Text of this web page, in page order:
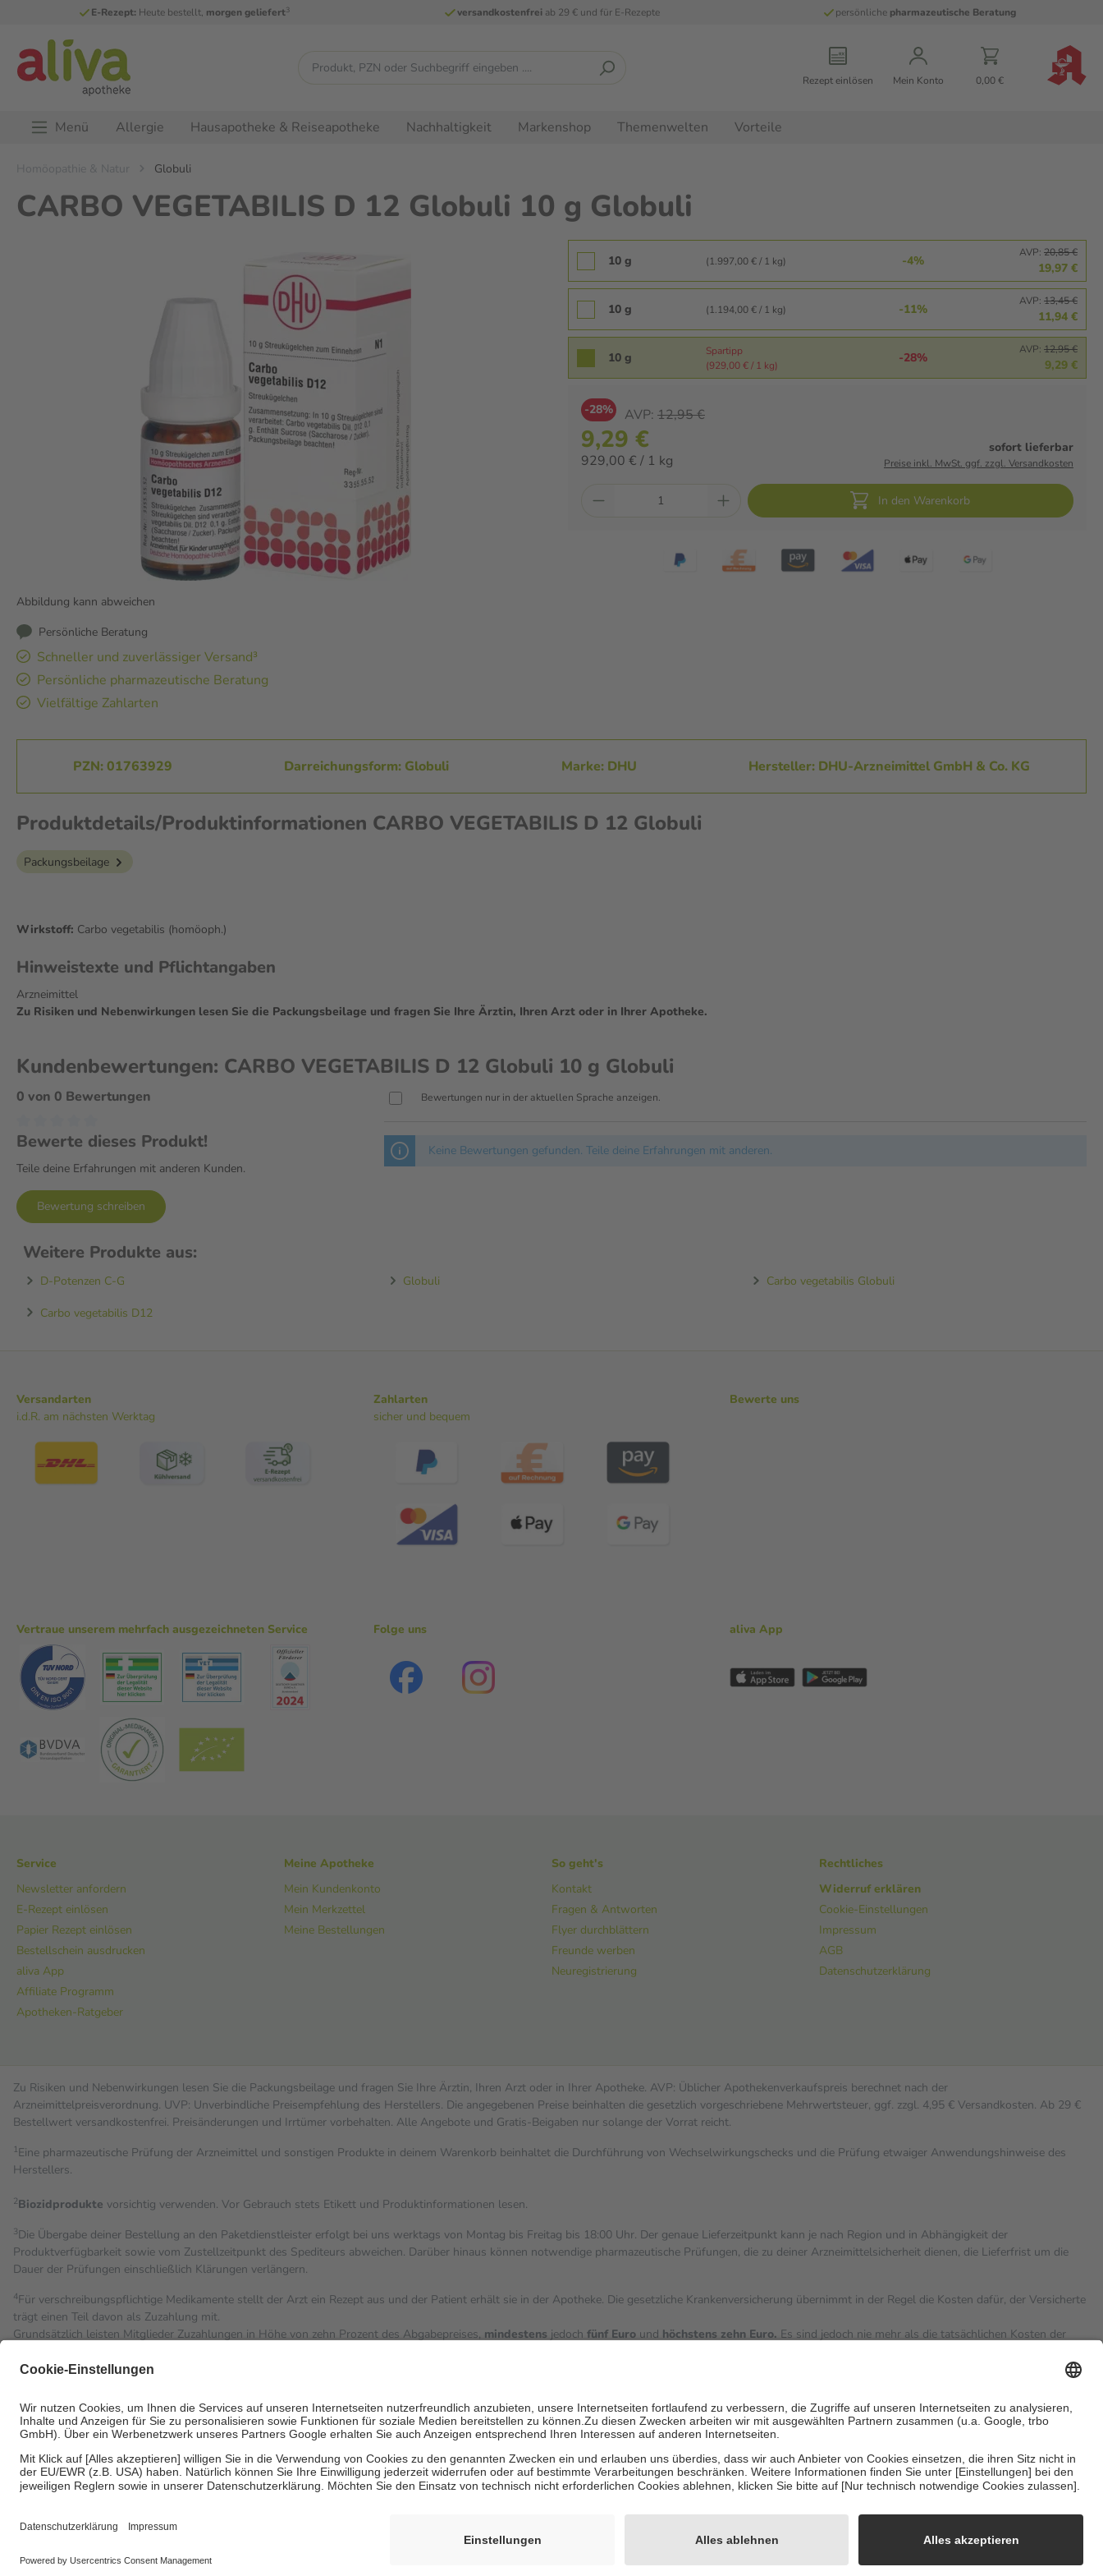
E-Rezept: Heute bestellt, morgen geliefert3 versandkostenfreiab 29 € und für E-Rezepte persönliche pharmazeutische Beratung
Rezept einlösen Mein Konto 0,00 €
Menü Allergie Hausapotheke & Reiseapotheke Nachhaltigkeit Markenshop Themenwelten Vorteile
Homöopathie & Natur Globuli
CARBO VEGETABILIS D 12 Globuli 10 g Globuli
Abbildung kann abweichen
Persönliche Beratung
Schneller und zuverlässiger Versand³
Persönliche pharmazeutische Beratung
Vielfältige Zahlarten
10 g (1.997,00 € / 1 kg) -4%
AVP: 20,85 €
19,97 €
10 g (1.194,00 € / 1 kg) -11%
AVP: 13,45 €
11,94 €
10 g
Spartipp
(929,00 € / 1 kg)
-28%
AVP: 12,95 €
9,29 €
-28% AVP: 12,95 €
9,29 €
929,00 € / 1 kg
sofort lieferbar
Preise inkl. MwSt. ggf. zzgl. Versandkosten
In den Warenkorb
PZN: 01763929 Darreichungsform: Globuli Marke: DHU Hersteller: DHU-Arzneimittel GmbH & Co. KG
Produktdetails/Produktinformationen CARBO VEGETABILIS D 12 Globuli
Packungsbeilage
Wirkstoff: Carbo vegetabilis (homöoph.)
Hinweistexte und Pflichtangaben
Arzneimittel
Zu Risiken und Nebenwirkungen lesen Sie die Packungsbeilage und fragen Sie Ihre Ärztin, Ihren Arzt oder in Ihrer Apotheke.
Kundenbewertungen: CARBO VEGETABILIS D 12 Globuli 10 g Globuli
0 von 0 Bewertungen
Bewerte dieses Produkt!
Teile deine Erfahrungen mit anderen Kunden.
Bewertung schreiben
Bewertungen nur in der aktuellen Sprache anzeigen.
Keine Bewertungen gefunden. Teile deine Erfahrungen mit anderen.
Weitere Produkte aus:
D-Potenzen C-G Globuli Carbo vegetabilis Globuli
Carbo vegetabilis D12
Versandarten
i.d.R. am nächsten Werktag
Zahlarten
sicher und bequem
Bewerte uns
Vertraue unserem mehrfach ausgezeichneten Service Folge uns aliva App
Service
Newsletter anfordern
E-Rezept einlösen
Papier Rezept einlösen
Bestellschein ausdrucken
aliva App
Affiliate Programm
Apotheken-Ratgeber
Meine Apotheke
Mein Kundenkonto
Mein Merkzettel
Meine Bestellungen
So geht's
Kontakt
Fragen & Antworten
Flyer durchblättern
Freunde werben
Neuregistrierung
Rechtliches
Widerruf erklären
Cookie-Einstellungen
Impressum
AGB
Datenschutzerklärung
Zu Risiken und Nebenwirkungen lesen Sie die Packungsbeilage und fragen Sie Ihre Ärztin, Ihren Arzt oder in Ihrer Apotheke. AVP: Üblicher Apothekenverkaufspreis berechnet nach der
Arzneimittelpreisverordnung. UVP: Unverbindliche Preisempfehlung des Herstellers. Die angegebenen Preise beinhalten die gesetzlich vorgeschriebene Mehrwertsteuer, ggf. zzgl. 4,95 € Versandkosten. Ab 29 €
Bestell­wert versand­kosten­frei. Preisänderungen und Irrtümer vorbehalten. Alle Angebote und Gratis-Beigaben nur solange der Vorrat reicht.
1Eine pharmazeutische Prüfung der Arzneimittel und sonstigen Produkte in deinem Warenkorb beinhaltet die Durchführung von Wechselwirkungschecks und die Prüfung etwaiger Anwendungshinweise des
Herstellers.
2Biozidprodukte vorsichtig verwenden. Vor Gebrauch stets Etikett und Produktinformationen lesen.
3Die Übergabe deiner Bestellung an den Paketdienstleister erfolgt bei uns werktags von Montag bis Freitag bis 18:00 Uhr. Der genaue Lieferzeitpunkt kann je nach Region und in Abhängigkeit der
Produktverfügbarkeit sowie vom Zustellzeitpunkt des Spediteurs abweichen. Darüber hinaus können notwendige pharmazeutische Prüfungen, die zu deiner Arzneimittelsicherheit dienen, die Lieferfrist um die
Dauer der Prüfungen einschließlich Klärungen verlängern.
4Für verschreibungspflichtige Medikamente stellt der Arzt ein Rezept aus und der Patient erhält sie in der Apotheke. Die gesetzliche Krankenversicherung übernimmt in der Regel die Kosten dafür, der Versicherte
trägt einen Teil davon als Zuzahlung mit.
Grundsätzlich leisten Mitglieder Zuzahlungen in Höhe von zehn Prozent des Abgabepreises, mindestens jedoch fünf Euro und höchstens zehn Euro. Es sind jedoch nie mehr als die tatsächlichen Kosten der
Diese Regeln gelten grundsätzlich auch für Online-Apotheken.
Um das Engagement der Versicherten für ihre eigene Gesundheit zu stärken und die besondere Stellung der Familie zu unterstützen, fallen keine Zuzahlungenan bei:
• Kindern und Jugendlichen bis zum vollendeten 18. Lebensjahr mit Ausnahme der Fahrkosten
• Untersuchungen zur Vorsorge und Früherkennung, die von der GKV getragen werden
• empfohlenen Schutzimpfungen
• Harn- und Blutteststreifen
Informationen findest du hier: https://help.etrusted.com/hc/de/articles/4419944605341